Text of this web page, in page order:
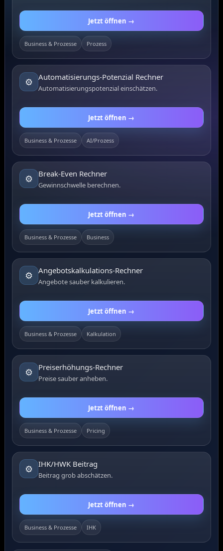
Jetzt öffnen →
Business & Prozesse Prozess
⚙️ Automatisierungs-Potenzial Rechner
Automatisierungspotenzial einschätzen.
Jetzt öffnen →
Business & Prozesse AI/Prozess
⚙️ Break-Even Rechner
Gewinnschwelle berechnen.
Jetzt öffnen →
Business & Prozesse Business
⚙️ Angebotskalkulations-Rechner
Angebote sauber kalkulieren.
Jetzt öffnen →
Business & Prozesse Kalkulation
⚙️ Preiserhöhungs-Rechner
Preise sauber anheben.
Jetzt öffnen →
Business & Prozesse Pricing
⚙️ IHK/HWK Beitrag
Beitrag grob abschätzen.
Jetzt öffnen →
Business & Prozesse IHK